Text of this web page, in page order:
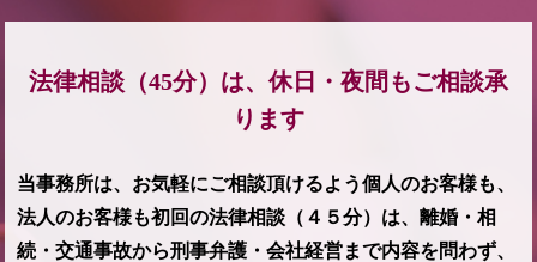
法律相談（45分）は、休日・夜間もご相談承
ります
当事務所は、お気軽にご相談頂けるよう個人のお客様も、
法人のお客様も初回の法律相談（４５分）は、離婚・相
続・交通事故から刑事弁護・会社経営まで内容を問わず、